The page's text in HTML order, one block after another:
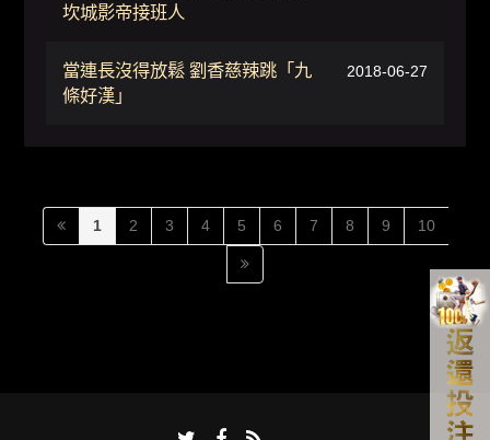
坎城影帝接班人
2018-06-27
當連長沒得放鬆 劉香慈辣跳「九
條好漢」
1 2 3 4 5 6 7 8 9 10